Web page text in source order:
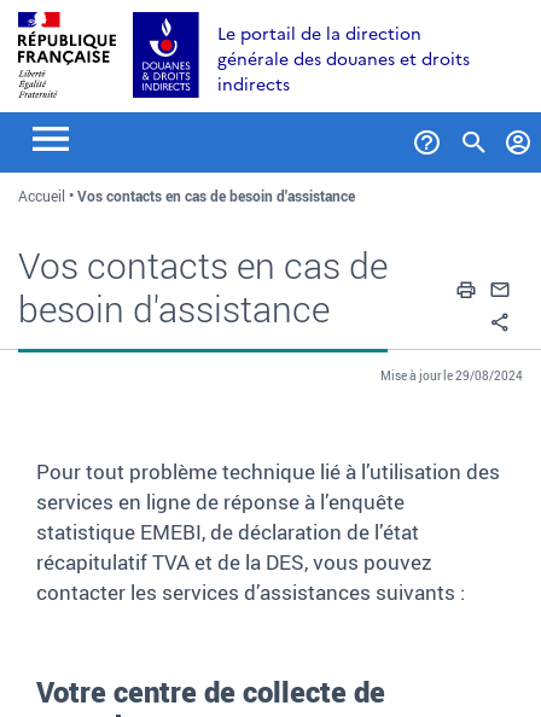
Aller
au
contenu
Aller
recherche
Aller
au
menu
Le portail de la direction
générale des douanes et droits
indirects
Accueil Vos contacts en cas de besoin d'assistance
Vos contacts en cas de
besoin d'assistance
Mise à jour le 29/08/2024
Pour tout problème technique lié à l’utilisation des
services en ligne de réponse à l’enquête
statistique EMEBI, de déclaration de l’état
récapitulatif TVA et de la DES, vous pouvez
contacter les services d’assistances suivants :
Votre centre de collecte de